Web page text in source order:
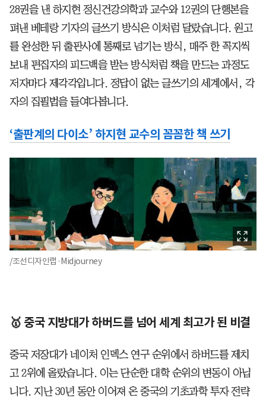
28권을 낸 하지현 정신건강의학과 교수와 12권의 단행본을
펴낸 베테랑 기자의 글쓰기 방식은 이처럼 달랐습니다. 원고
를 완성한 뒤 출판사에 통째로 넘기는 방식, 매주 한 꼭지씩
보내 편집자의 피드백을 받는 방식처럼 책을 만드는 과정도
저자마다 제각각입니다. 정답이 없는 글쓰기의 세계에서, 각
자의 집필법을 들여다봅니다.
‘출판계의 다이소’ 하지현 교수의 꼼꼼한 책 쓰기
/조선디자인랩·Midjourney
🥇 중국 지방대가 하버드를 넘어 세계 최고가 된 비결
중국 저장대가 네이처 인덱스 연구 순위에서 하버드를 제치
고 2위에 올랐습니다. 이는 단순한 대학 순위의 변동이 아닙
니다. 지난 30년 동안 이어져 온 중국의 기초과학 투자 전략